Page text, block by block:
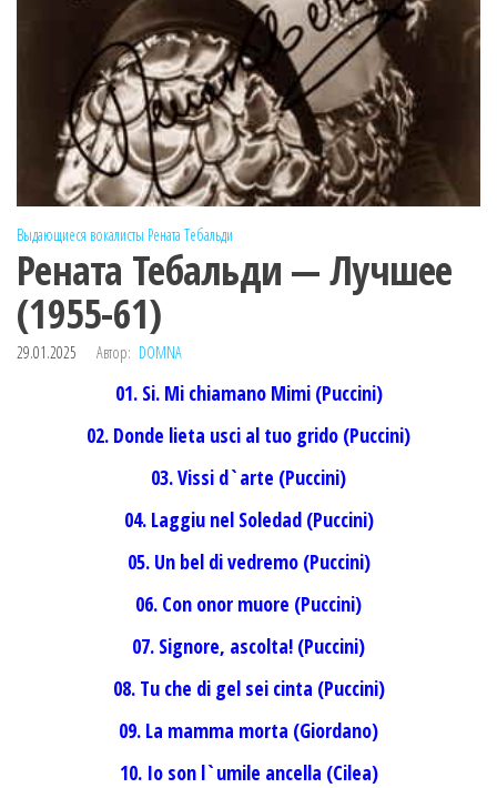
Выдающиеся вокалисты Рената Тебальди
Рената Тебальди — Лучшее
(1955-61)
29.01.2025 Автор: DOMNA
01. Si. Mi chiamano Mimi (Puccini)
02. Donde lieta usci al tuo grido (Puccini)
03. Vissi d`arte (Puccini)
04. Laggiu nel Soledad (Puccini)
05. Un bel di vedremo (Puccini)
06. Con onor muore (Puccini)
07. Signore, ascolta! (Puccini)
08. Tu che di gel sei cinta (Puccini)
09. La mamma morta (Giordano)
10. Io son l`umile ancella (Cilea)